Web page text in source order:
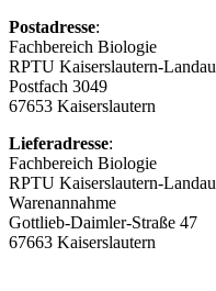
Postadresse:
Fachbereich Biologie
RPTU Kaiserslautern-Landau
Postfach 3049
67653 Kaiserslautern
Lieferadresse:
Fachbereich Biologie
RPTU Kaiserslautern-Landau
Warenannahme
Gottlieb-Daimler-Straße 47
67663 Kaiserslautern